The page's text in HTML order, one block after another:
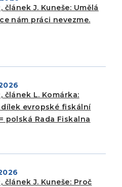
článek J. Kuneše: Umělá
nám práci nevezme.
článek L. Komárka:
evropské fiskální
polská Rada Fiskalna
článek J. Kuneše: Proč